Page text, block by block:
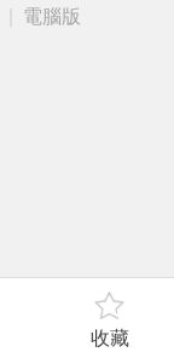
收藏
電腦版